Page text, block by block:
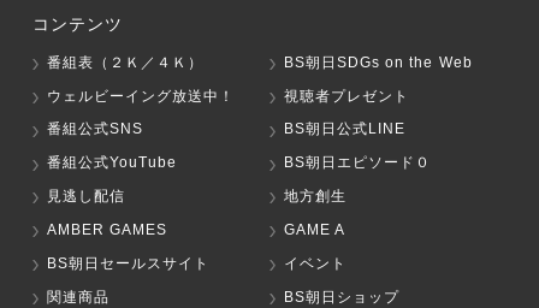
コンテンツ
番組表（２Ｋ／４Ｋ）
BS朝日SDGs on the Web
ウェルビーイング放送中！
視聴者プレゼント
番組公式SNS
BS朝日公式LINE
番組公式YouTube
BS朝日エピソード０
見逃し配信
地方創生
AMBER GAMES
GAME A
BS朝日セールスサイト
イベント
関連商品
BS朝日ショップ